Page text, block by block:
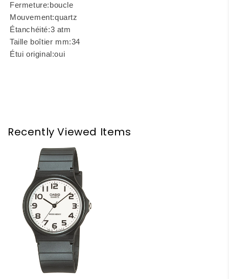
Fermeture:boucle
Mouvement:quartz
Étanchéité:3 atm
Taille boîtier mm:34
Étui original:oui
Recently Viewed Items